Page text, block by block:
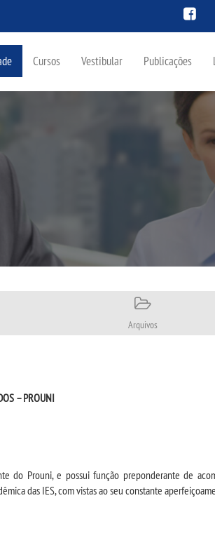
Cursos Vestibular Publicações
Arquivos
– PROUNI
do Prouni, e possui função preponderante de
das IES, com vistas ao seu constante